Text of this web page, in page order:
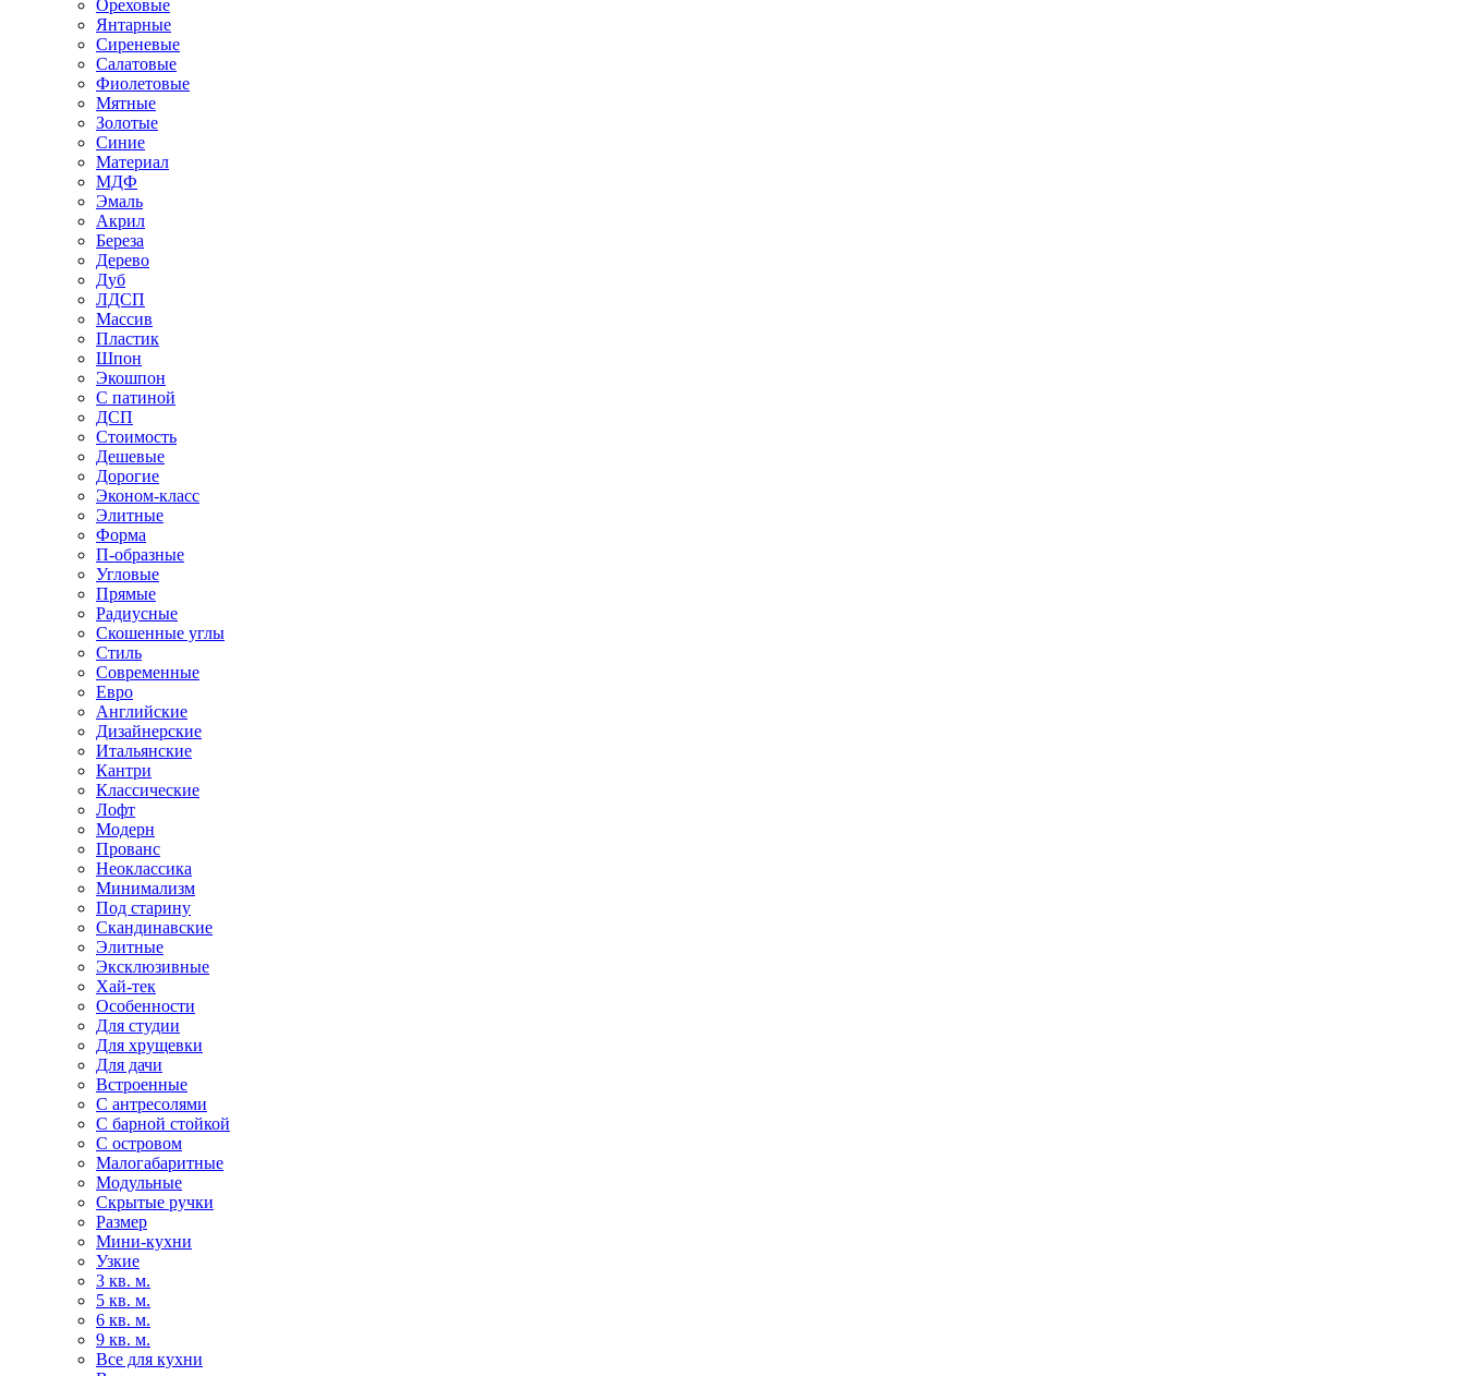
Ореховые
Янтарные
Сиреневые
Салатовые
Фиолетовые
Мятные
Золотые
Синие
Материал
МДФ
Эмаль
Акрил
Береза
Дерево
Дуб
ЛДСП
Массив
Пластик
Шпон
Экошпон
С патиной
ДСП
Стоимость
Дешевые
Дорогие
Эконом-класс
Элитные
Форма
П-образные
Угловые
Прямые
Радиусные
Скошенные углы
Стиль
Современные
Евро
Английские
Дизайнерские
Итальянские
Кантри
Классические
Лофт
Модерн
Прованс
Неоклассика
Минимализм
Под старину
Скандинавские
Элитные
Эксклюзивные
Хай-тек
Особенности
Для студии
Для хрущевки
Для дачи
Встроенные
С антресолями
С барной стойкой
С островом
Малогабаритные
Модульные
Скрытые ручки
Размер
Мини-кухни
Узкие
3 кв. м.
5 кв. м.
6 кв. м.
9 кв. м.
Все для кухни